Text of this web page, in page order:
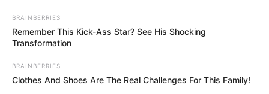
BRAINBERRIES
Remember This Kick-Ass Star? See His Shocking
Transformation
BRAINBERRIES
Clothes And Shoes Are The Real Challenges For This Family!